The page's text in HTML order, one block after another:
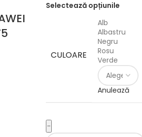
Selectează opțiunile
CULOARE
Alb
Albastru
Negru
Rosu
Verde
Anulează
-